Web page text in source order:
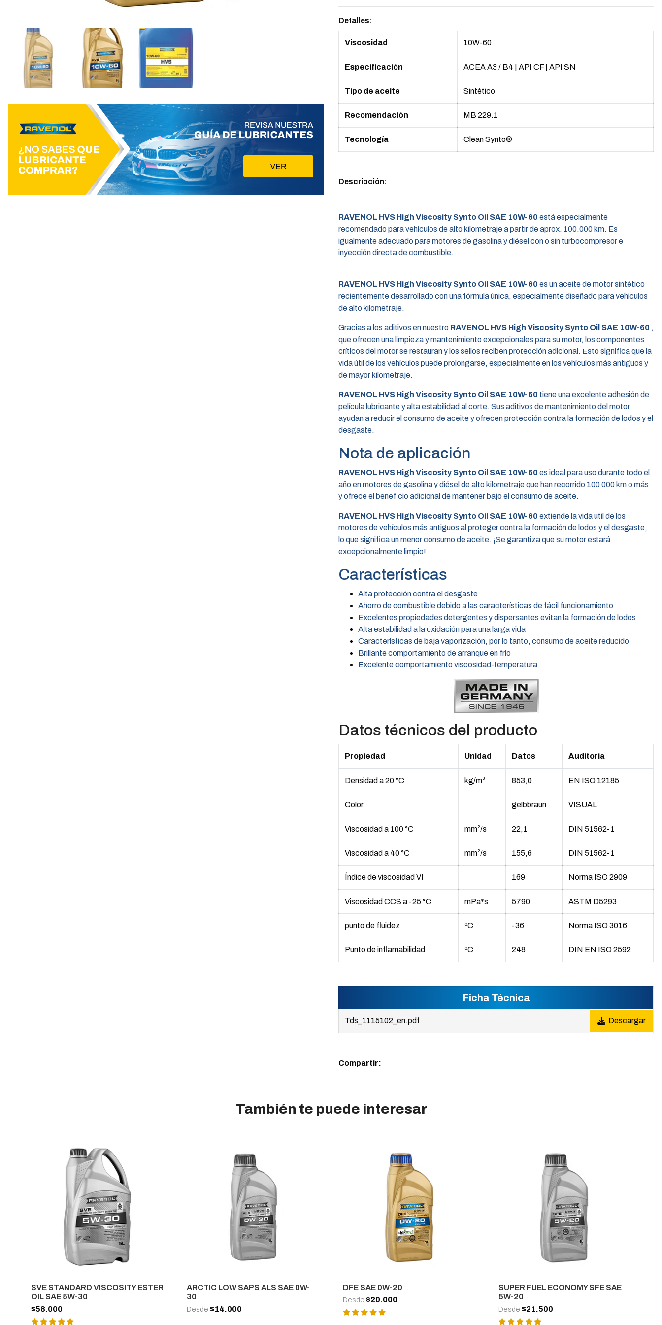
Detalles:
Viscosidad 10W-60
Especificación ACEA A3 / B4 API CF API SN
Tipo de aceite Sintético
Recomendación MB 229.1
Tecnología Clean Synto®
Descripción:
RAVENOL HVS High Viscosity Synto Oil SAE 10W-60 está especialmente
recomendado para vehículos de alto kilometraje a partir de aprox. 100.000 km. Es
igualmente adecuado para motores de gasolina y diésel con o sin turbocompresor e
inyección directa de combustible.
RAVENOL HVS High Viscosity Synto Oil SAE 10W-60 es un aceite de motor sintético
recientemente desarrollado con una fórmula única, especialmente diseñado para vehículos
de alto kilometraje.
Gracias a los aditivos en nuestro RAVENOL HVS High Viscosity Synto Oil SAE 10W-60 ,
que ofrecen una limpieza y mantenimiento excepcionales para su motor, los componentes
críticos del motor se restauran y los sellos reciben protección adicional. Esto significa que la
vida útil de los vehículos puede prolongarse, especialmente en los vehículos más antiguos y
de mayor kilometraje.
RAVENOL HVS High Viscosity Synto Oil SAE 10W-60 tiene una excelente adhesión de
película lubricante y alta estabilidad al corte. Sus aditivos de mantenimiento del motor
ayudan a reducir el consumo de aceite y ofrecen protección contra la formación de lodos y el
desgaste.
Nota de aplicación
RAVENOL HVS High Viscosity Synto Oil SAE 10W-60 es ideal para uso durante todo el
año en motores de gasolina y diésel de alto kilometraje que han recorrido 100 000 km o más
y ofrece el beneficio adicional de mantener bajo el consumo de aceite.
RAVENOL HVS High Viscosity Synto Oil SAE 10W-60 extiende la vida útil de los
motores de vehículos más antiguos al proteger contra la formación de lodos y el desgaste,
lo que significa un menor consumo de aceite. ¡Se garantiza que su motor estará
excepcionalmente limpio!
Características
Alta protección contra el desgaste
Ahorro de combustible debido a las características de fácil funcionamiento
Excelentes propiedades detergentes y dispersantes evitan la formación de lodos
Alta estabilidad a la oxidación para una larga vida
Características de baja vaporización, por lo tanto, consumo de aceite reducido
Brillante comportamiento de arranque en frío
Excelente comportamiento viscosidad-temperatura
Datos técnicos del producto
Propiedad Unidad Datos Auditoría
Densidad a 20 °C kg/m³ 853,0 EN ISO 12185
Color gelbbraun VISUAL
Viscosidad a 100 °C mm²/s 22,1 DIN 51562-1
Viscosidad a 40 °C mm²/s 155,6 DIN 51562-1
Índice de viscosidad VI 169 Norma ISO 2909
Viscosidad CCS a -25 °C mPa*s 5790 ASTM D5293
punto de fluidez ºC -36 Norma ISO 3016
Punto de inflamabilidad ºC 248 DIN EN ISO 2592
Ficha Técnica
Tds_1115102_en.pdf Descargar
Compartir:
También te puede interesar
SVE STANDARD VISCOSITY ESTER
OIL SAE 5W-30
$58.000
ARCTIC LOW SAPS ALS SAE 0W-
30
Desde$14.000
DFE SAE 0W-20
Desde $20.000
SUPER FUEL ECONOMY SFE SAE
5W-20
Desde $21.500